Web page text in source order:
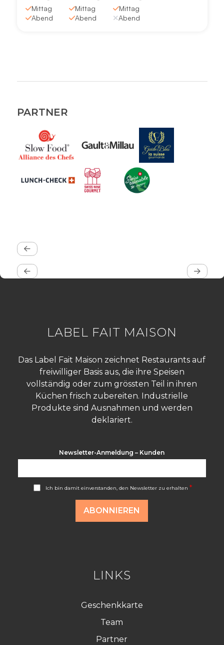
Mittag
Abend
Mittag
Abend
Mittag
Abend
PARTNER
LABEL FAIT MAISON
Das Label Fait Maison zeichnet Restaurants auf
freiwilliger Basis aus, die ihre Speisen
vollständig oder zum grössten Teil in ihren
Küchen frisch zubereiten. Industrielle
Produkte sind Ausnahmen und werden
deklariert.
Newsletter-Anmeldung – Kunden
Ich bin damit einverstanden, den Newsletter zu erhalten *
ABONNIEREN
LINKS
Geschenkkarte
Team
Partner